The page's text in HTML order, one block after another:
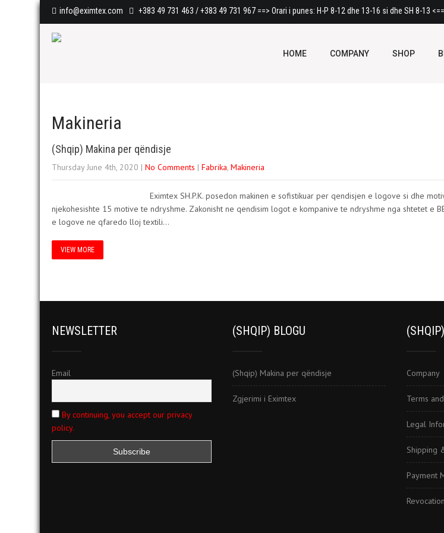
+383 49 731 463 / +383 49 731 967
info@eximtex.com ==> Orari i punes: H-P 8-12 dhe 13-16 si dhe SH 8-13 <==
HOME COMPANY SHOP
Makineria
(Shqip) Makina per qëndisje
Thursday June 4th, 2020 | No Comments | Fabrika, Makineria
Eximtex SH.P.K. posedon makinen e sofistikuar per qendisjen e logove si dhe
njekohesishte 15 motive te ndryshme. Zakonisht ne qendisim logot e kompanive te ndryshme nga shtetet e
e logove ne qfaredo lloj textili…
VIEW MORE
NEWSLETTER
Email
By continuing, you accept our privacy
policy.
(SHQIP) BLOGU
(Shqip) Makina per qëndisje
Zgjerimi i Eximtex
Company
Terms
Legal
Shipping
Payment
Revocation